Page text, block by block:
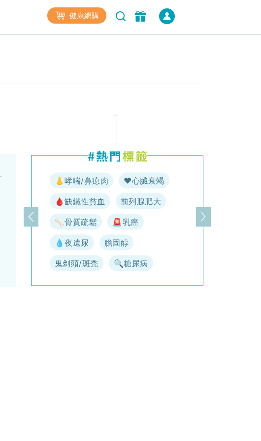
健康網購
上一頁
👃哮喘/鼻瘜肉 ♥️心臟衰竭
🩸缺鐵性貧血 前列腺肥大
🦴骨質疏鬆 🚨乳癌
💧夜遺尿 膽固醇
鬼剃頭/斑禿 🔍糖尿病
下一頁